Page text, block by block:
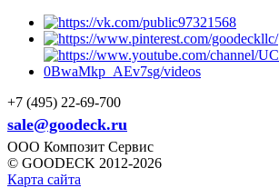
+7 (495) 22-69-700
sale@goodeck.ru
ООО Композит Сервис
© GOODECK 2012-2026
Карта сайта